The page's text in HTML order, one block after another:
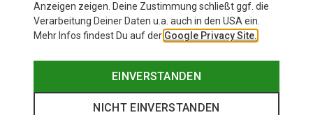
Anzeigen zeigen. Deine Zustimmung schließt ggf. die
Verarbeitung Deiner Daten u.a. auch in den USA ein.
Mehr Infos findest Du auf der Google Privacy Site.
EINVERSTANDEN
NICHT EINVERSTANDEN